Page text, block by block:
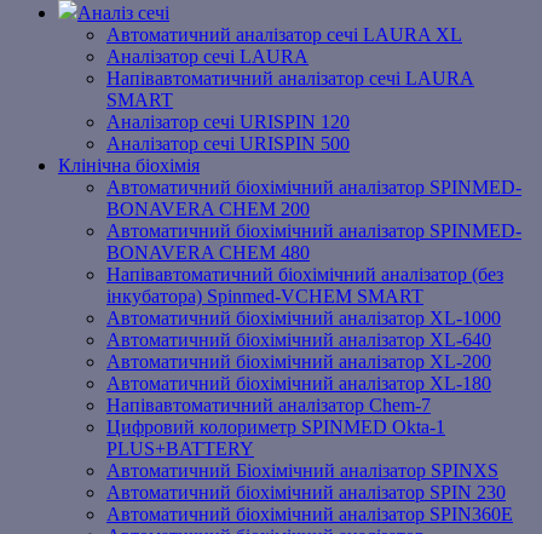
Аналіз сечі
Автоматичний аналізатор сечі LAURA XL
Аналізатор сечі LAURA
Напівавтоматичний аналізатор сечі LAURA
SMART
Аналізатор сечі URISPIN 120
Аналізатор сечі URISPIN 500
Клінічна біохімія
Автоматичний біохімічний аналізатор SPINMED-
BONAVERA CHEM 200
Автоматичний біохімічний аналізатор SPINMED-
BONAVERA CHEM 480
Напівавтоматичний біохімічний аналізатор (без
інкубатора) Spinmed-VCHEM SMART
Автоматичний біохімічний аналізатор XL-1000
Автоматичний біохімічний аналізатор XL-640
Автоматичний біохімічний аналізатор XL-200
Автоматичний біохімічний аналізатор XL-180
Напівавтоматичний аналізатор Chem-7
Цифровий колориметр SPINMED Okta-1
PLUS+BATTERY
Автоматичний Біохімічний аналізатор SPINXS
Автоматичний біохімічний аналізатор SPIN 230
Автоматичний біохімічний аналізатор SPIN360E